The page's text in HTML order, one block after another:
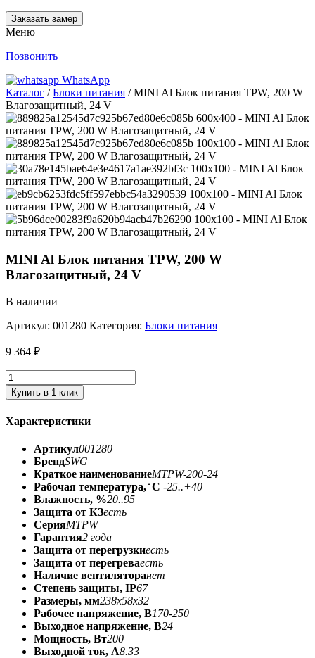
Заказать замер
Меню
Позвонить
WhatsApp
Каталог /Блоки питания / MINI Al Блок питания TPW, 200 W
Влагозащитный, 24 V
MINI Al Блок питания TPW, 200 W
Влагозащитный, 24 V
В наличии
Артикул: 001280 Категория: Блоки питания
9 364 ₽
Купить в 1 клик
Характеристики
Артикул001280
БрендSWG
Краткое наименованиеMTPW-200-24
Рабочая температура, ̊ С -25..+40
Влажность, %20..95
Защита от КЗесть
СерияMTPW
Гарантия2 года
Защита от перегрузкиесть
Защита от перегреваесть
Наличие вентиляторанет
Степень защиты, IP67
Размеры, мм238x58x32
Рабочее напряжение, В170-250
Выходное напряжение, В24
Мощность, Вт200
Выходной ток, А8.33